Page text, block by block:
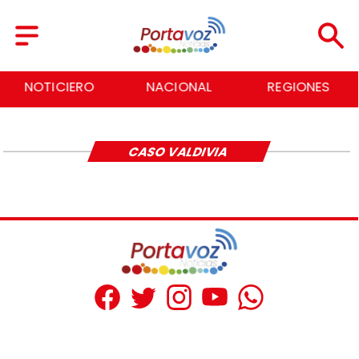
NOTICIERO NACIONAL REGIONES
CASO VALDIVIA